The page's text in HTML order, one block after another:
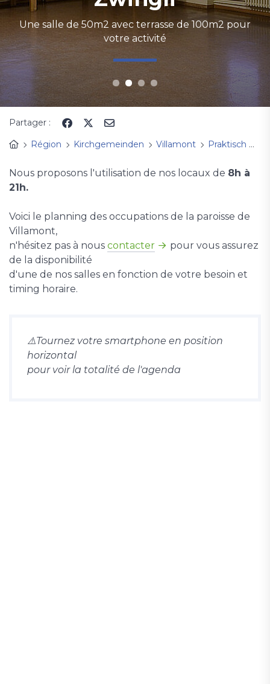
Une salle de 200m2 avec une scène, pour votre
manifestation
Une salle de 50m2 avec terrasse de 100m2 pour
votre activité
Salle lumineuse de 30 m2, pour vos cours de
chants, musiques, vos réunions ...
Partager :
Région
Kirchgemeinden Villamont Praktisch
Nous proposons l'utilisation de nos locaux de 8h à
21h.
Voici le planning des occupations de la paroisse de
Villamont,
n'hésitez pas à nous contacter
pour vous assurez
de la disponibilité
d'une de nos salles en fonction de votre besoin et
timing horaire.
⚠️Tournez votre smartphone en position
horizontal
pour voir la totalité de l'agenda